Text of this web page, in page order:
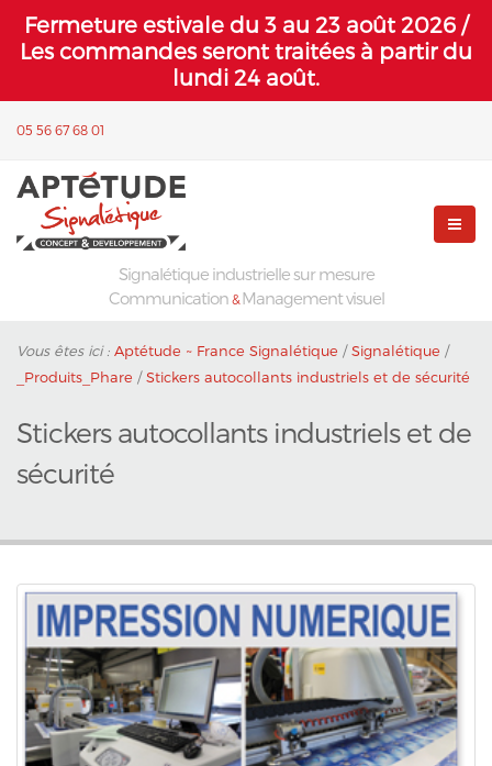
Fermeture estivale du 3 au 23 août 2026 /
Les commandes seront traitées à partir du
lundi 24 août.
05 56 67 68 01
Signalétique industrielle sur mesure
Communication & Management visuel
Vous êtes ici : Aptétude ~ France Signalétique /Signalétique /
_Produits_Phare /Stickers autocollants industriels et de sécurité
Stickers autocollants industriels et de
sécurité